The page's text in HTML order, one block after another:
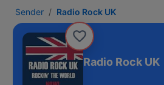
Sender Radio Rock UK
Radio Rock UK